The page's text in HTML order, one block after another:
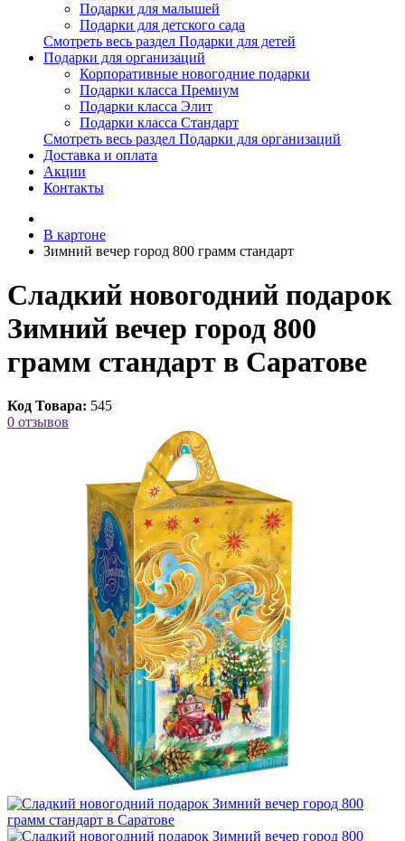
Подарки для малышей
Подарки для детского сада
Смотреть весь раздел Подарки для детей
Подарки для организаций
Корпоративные новогодние подарки
Подарки класса Премиум
Подарки класса Элит
Подарки класса Стандарт
Смотреть весь раздел Подарки для организаций
Доставка и оплата
Акции
Контакты
В картоне
Зимний вечер город 800 грамм стандарт
Сладкий новогодний подарок
Зимний вечер город 800
грамм стандарт в Саратове
Код Товара: 545
0 отзывов